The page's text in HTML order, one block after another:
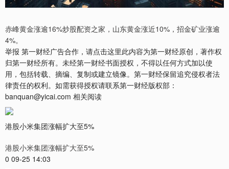
赤峰黄金涨逾16%炒股配资之家，山东黄金涨近10%，招金矿业涨逾
4%。
举报 第一财经广告合作，请点击这里此内容为第一财经原创，著作权
归第一财经所有。未经第一财经书面授权，不得以任何方式加以使
用，包括转载、摘编、复制或建立镜像。第一财经保留追究侵权者法
律责任的权利。如需获得授权请联系第一财经版权部：
banquan@yicai.com 相关阅读
港股小米集团涨幅扩大至5%
港股小米集团涨幅扩大至5%
0 09-25 14:03